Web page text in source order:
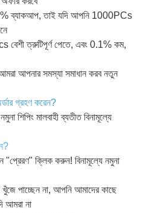
ব্যাকআপ, তাই যদি আপনি 1000PCs
বেশী ত্রুটিপূর্ণ পেতে, এবং 0.1% কম,
আপনার সমস্যা সমাধান করব নতুন
গ্রহণ করেন?
শিপিং মালবাহী ব্যতীত বিনামূল্যে
"প্রেরণ" ক্লিক করুন! বিনামূল্যে নমুনা
পাচ্ছেন না, আপনি আমাদের কাছে
আমরা না